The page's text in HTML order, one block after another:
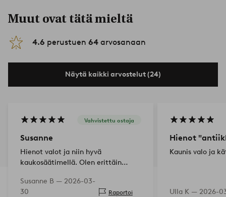
Muut ovat tätä mieltä
4.6 perustuen 64 arvosanaan
Näytä kaikki arvostelut (24)
Vahvistettu ostaja
Susanne
Hienot valot ja niin hyvä
kaukosäätimellä. Olen erittäin
Susanne B — 2026-03-
30
Raportoi
Hienot
Kaunis valo ja
Ulla K — 2026-